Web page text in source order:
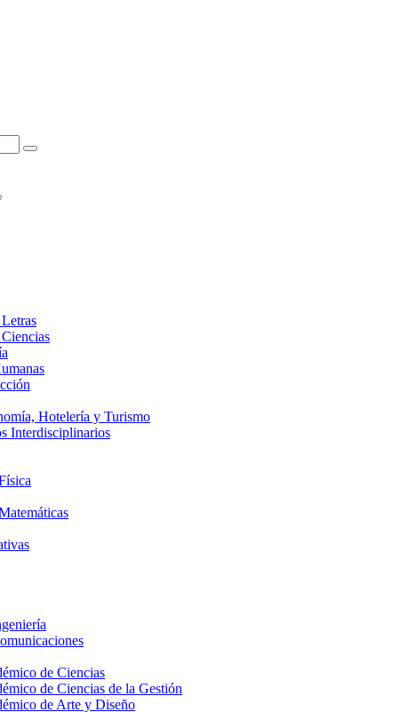
Hotelería y Turismo
Interdisciplinarios
de Ciencias
de Ciencias de la Gestión
de Arte y Diseño